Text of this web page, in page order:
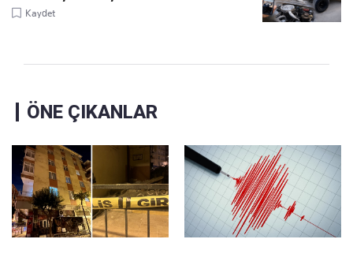
Kaydet
ÖNE ÇIKANLAR